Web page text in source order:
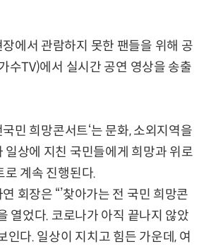
에서 관람하지 못한 팬들을 위해 공
수TV)에서 실시간 공연 영상을 송출
민 희망콘서트‘는 문화, 소외지역을
일상에 지친 국민들에게 희망과 위로
로 계속 진행된다.
회장은 “’찾아가는 전 국민 희망콘
열었다. 코로나가 아직 끝나지 않았
인다. 일상이 지치고 힘든 가운데, 여